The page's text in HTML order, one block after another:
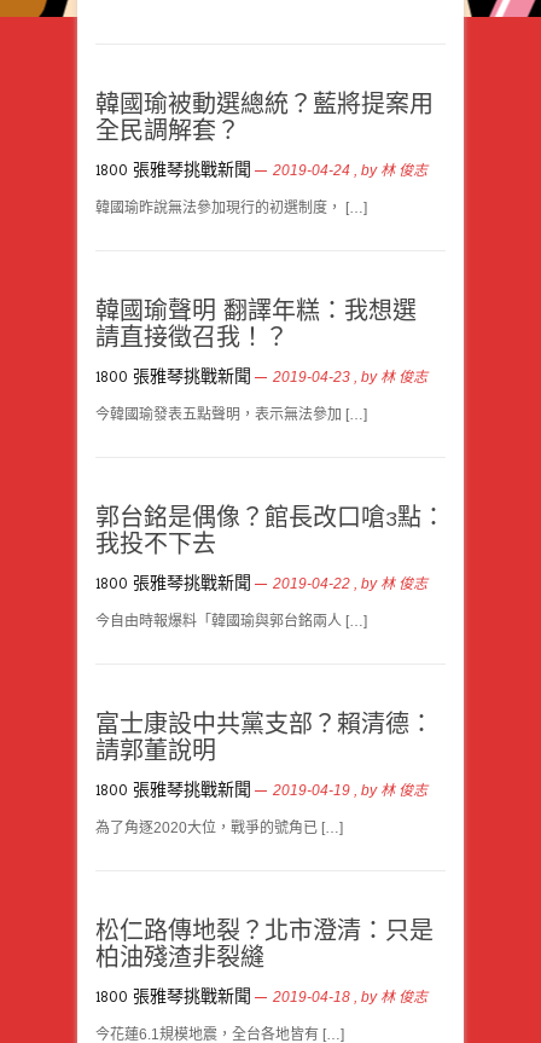
韓國瑜被動選總統？藍將提案用
全民調解套？
1800 張雅琴挑戰新聞 2019-04-24 , by 林 俊志
韓國瑜昨說無法參加現行的初選制度， […]
韓國瑜聲明 翻譯年糕：我想選
請直接徵召我！？
1800 張雅琴挑戰新聞 2019-04-23 , by 林 俊志
今韓國瑜發表五點聲明，表示無法參加 […]
郭台銘是偶像？館長改口嗆3點：
我投不下去
1800 張雅琴挑戰新聞 2019-04-22 , by 林 俊志
今自由時報爆料「韓國瑜與郭台銘兩人 […]
富士康設中共黨支部？賴清德：
請郭董說明
1800 張雅琴挑戰新聞 2019-04-19 , by 林 俊志
為了角逐2020大位，戰爭的號角已 […]
松仁路傳地裂？北市澄清：只是
柏油殘渣非裂縫
1800 張雅琴挑戰新聞 2019-04-18 , by 林 俊志
今花蓮6.1規模地震，全台各地皆有 […]